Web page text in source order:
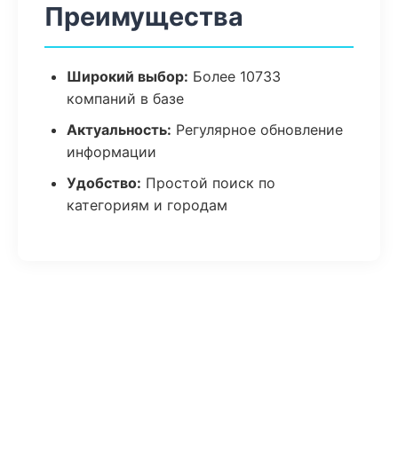
Преимущества
Широкий выбор: Более 10733
компаний в базе
Актуальность: Регулярное обновление
информации
Удобство: Простой поиск по
категориям и городам